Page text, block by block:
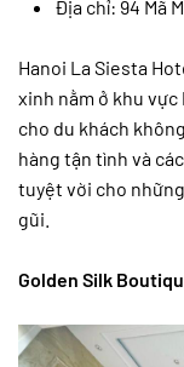
Địa chỉ: 94 Mã
Hanoi La Siesta
xinh nằm ở khu vực
cho du khách
hàng tận tình và
tuyệt vời cho
gũi.
Golden Silk